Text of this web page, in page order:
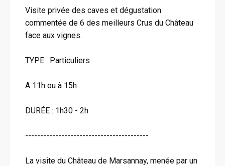
Visite privée des caves et dégustation
commentée de 6 des meilleurs Crus du Château
face aux vignes.
TYPE : Particuliers
A 11h ou à 15h
DURÉE : 1h30 - 2h
-----------------------------------------
La visite du Château de Marsannay, menée par un